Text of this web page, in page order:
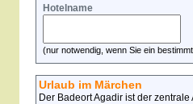
Hotelname
(nur notwendig, wenn Sie ein
Urlaub im Märchen
Der Badeort Agadir ist der